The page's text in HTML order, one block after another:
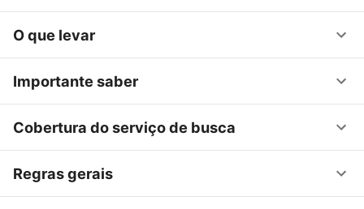
O que levar
Importante saber
Cobertura do serviço de busca
Regras gerais